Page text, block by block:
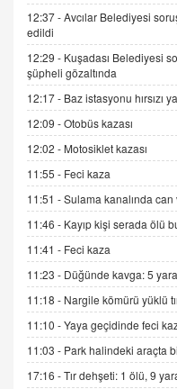
İNCİ GÜL
06.07.2026 13:00
ADEM AKÖL
Esed
Sednaya
11.12.2024 12:30
DR. EKREM
Gerçek Ne,
Cümlesinin
19.07.2025 12:45
GÖNÜL
Şifacının
04.11.2025 12:56
AV.
12:37 -Avcılar Belediyesi
edildi
12:29 - Kuşadası Belediyesi
şüpheli gözaltında
12:17 - Baz istasyonu hırsızı
12:09 -Otobüs kazası
12:02 - Motosiklet kazası
11:55 - Feci kaza
11:51 -Sulama kanalında can
11:46 - Kayıp kişi serada ölü
11:41 - Feci kaza
11:23 - Düğünde kavga: 5
11:18 - Nargile kömürü yüklü
11:10 -Yaya geçidinde feci
11:03 - Park halindeki araçta
17:16 -Tır dehşeti: 1 ölü, 9